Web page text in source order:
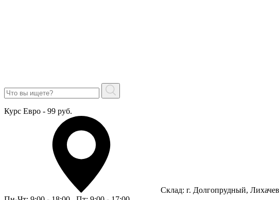
Курс Евро - 99 руб.
Склад: г. Долгопрудный,